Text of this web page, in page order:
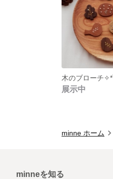
木のブローチ✧*
展示中
minne ホーム
minneを知る